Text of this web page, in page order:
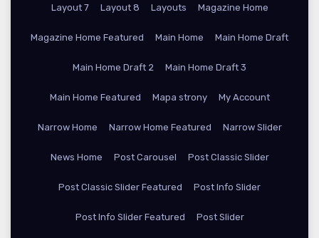
Layout 7 Layout 8 Layouts Magazine Home
Magazine Home Featured Main Home Main Home Draft
Main Home Draft 2 Main Home Draft 3
Main Home Featured Mapa strony My Account
Narrow Home Narrow Home Featured Narrow Slider
News Home Post Carousel Post Classic Slider
Post Classic Slider Featured Post Info Slider
Post Info Slider Featured Post Slider